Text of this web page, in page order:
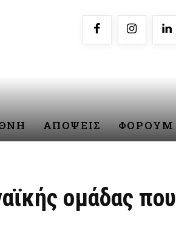
ΑΠΟΨΕΙΣ ΦΟΡΟΥΜ
ομάδας που